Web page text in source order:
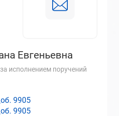
Евгеньевна
исполнением поручений
9905
9905